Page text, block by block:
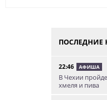
ПОСЛЕДНИЕ
22:46 АФИША
В Чехии
хмеля и пива